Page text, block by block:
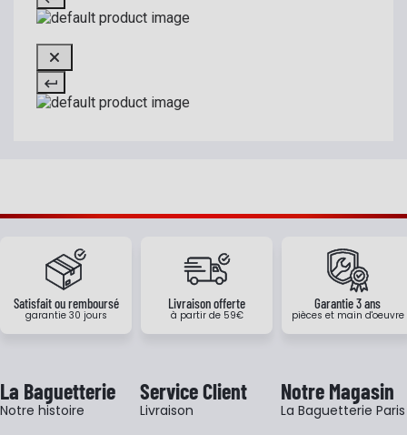
Satisfait ou remboursé
garantie 30 jours
Livraison offerte
à partir de 59€
Garantie 3 ans
pièces et main d'oeuvre
La Baguetterie
Notre histoire
Service Client
Livraison
Notre Magasin
La Baguetterie Paris